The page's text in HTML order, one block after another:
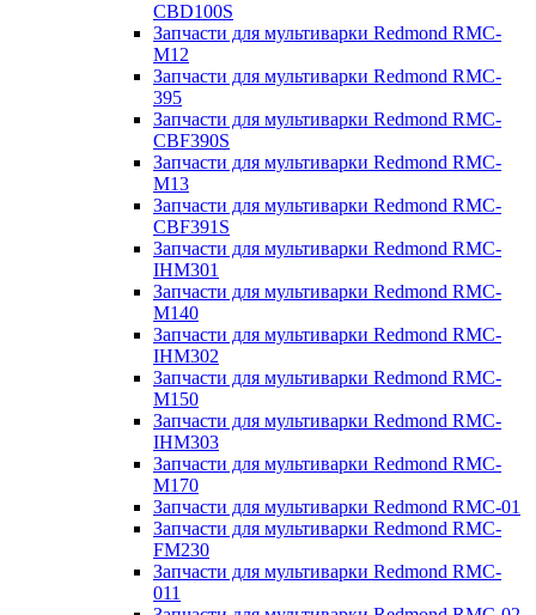
CBD100S
Запчасти для мультиварки Redmond RMC-
M12
Запчасти для мультиварки Redmond RMC-
395
Запчасти для мультиварки Redmond RMC-
CBF390S
Запчасти для мультиварки Redmond RMC-
M13
Запчасти для мультиварки Redmond RMC-
CBF391S
Запчасти для мультиварки Redmond RMC-
IHM301
Запчасти для мультиварки Redmond RMC-
M140
Запчасти для мультиварки Redmond RMC-
IHM302
Запчасти для мультиварки Redmond RMC-
M150
Запчасти для мультиварки Redmond RMC-
IHM303
Запчасти для мультиварки Redmond RMC-
M170
Запчасти для мультиварки Redmond RMC-01
Запчасти для мультиварки Redmond RMC-
FM230
Запчасти для мультиварки Redmond RMC-
011